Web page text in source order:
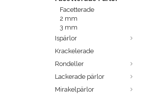
Facetterade
2 mm
3 mm
Ispärlor
Krackelerade
Rondeller
Lackerade pärlor
Mirakelpärlor